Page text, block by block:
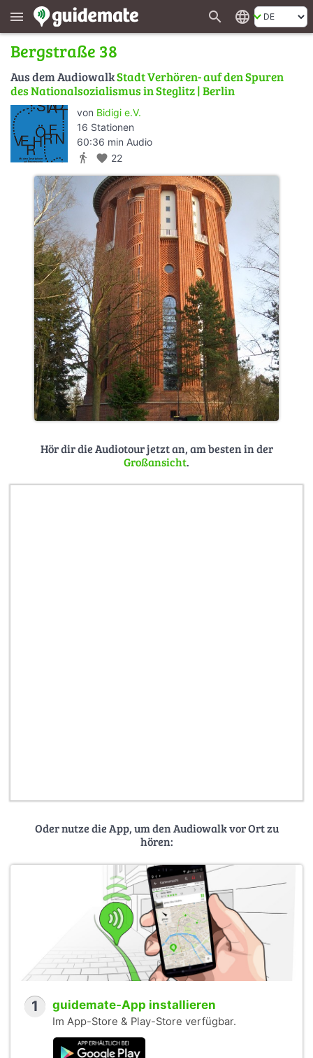
menu search language
Bergstraße 38
Aus dem AudiowalkStadt Verhören- auf den Spuren
des Nationalsozialismus in Steglitz | Berlin
von Bidigi e.V.
16 Stationen
60:36 min Audio
directions_walk favorite 22
Hör dir die Audiotour jetzt an, am besten in der
Großansicht.
Oder nutze die App, um den Audiowalk vor Ort zu
hören:
1 guidemate-App installieren
Im App-Store & Play-Store verfügbar.